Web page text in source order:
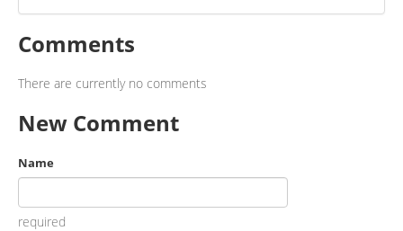
Comments
There are currently no comments
New Comment
Name
required